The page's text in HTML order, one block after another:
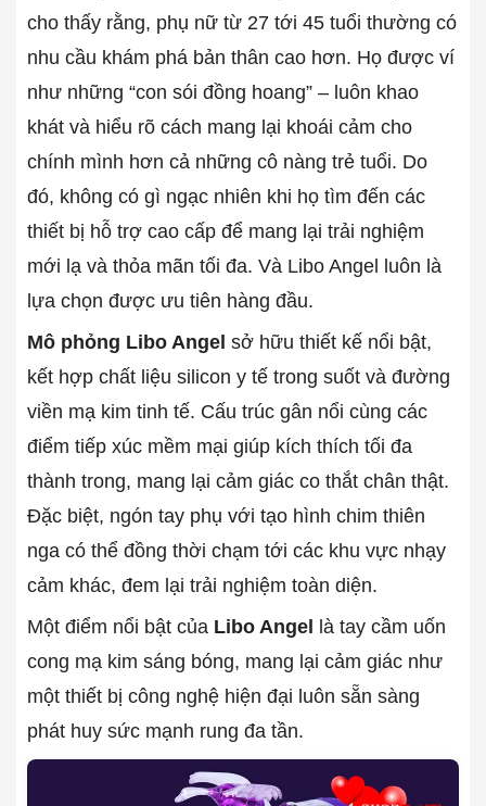
cho thấy rằng, phụ nữ từ 27 tới 45 tuổi thường có
nhu cầu khám phá bản thân cao hơn. Họ được ví
như những “con sói đồng hoang” – luôn khao
khát và hiểu rõ cách mang lại khoái cảm cho
chính mình hơn cả những cô nàng trẻ tuổi. Do
đó, không có gì ngạc nhiên khi họ tìm đến các
thiết bị hỗ trợ cao cấp để mang lại trải nghiệm
mới lạ và thỏa mãn tối đa. Và Libo Angel luôn là
lựa chọn được ưu tiên hàng đầu.
Mô phỏng Libo Angel sở hữu thiết kế nổi bật,
kết hợp chất liệu silicon y tế trong suốt và đường
viền mạ kim tinh tế. Cấu trúc gân nổi cùng các
điểm tiếp xúc mềm mại giúp kích thích tối đa
thành trong, mang lại cảm giác co thắt chân thật.
Đặc biệt, ngón tay phụ với tạo hình chim thiên
nga có thể đồng thời chạm tới các khu vực nhạy
cảm khác, đem lại trải nghiệm toàn diện.
Một điểm nổi bật của Libo Angel
là tay cầm uốn
cong mạ kim sáng bóng, mang lại cảm giác như
một thiết bị công nghệ hiện đại luôn sẵn sàng
phát huy sức mạnh rung đa tần.